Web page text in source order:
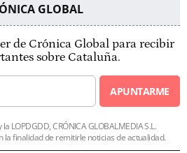
GLOBAL
de Crónica Global para recibir
sobre Cataluña.
APUNTARME
LOPDGDD, CRÓNICA GLOBALMEDIA S.L.
la finalidad de remitirle noticias de actualidad.